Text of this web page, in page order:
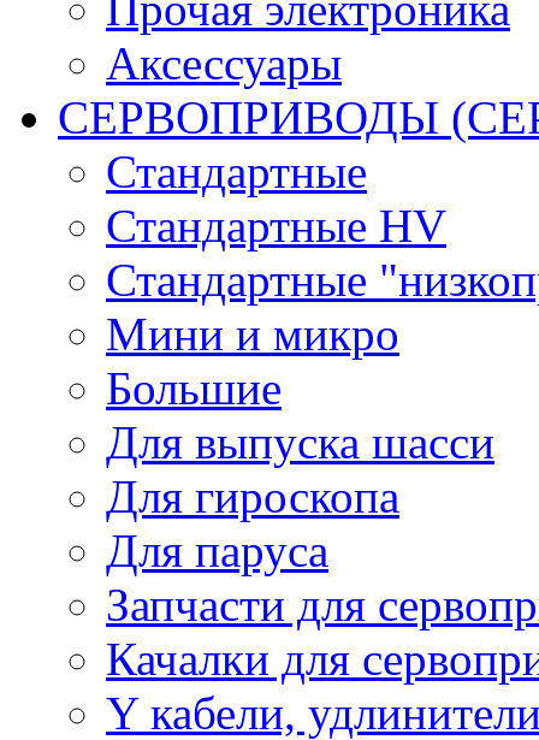
Аксессуары
СЕРВОПРИВОДЫ
Стандартные
Стандартные HV
Стандартные
Мини и микро
Большие
Для выпуска шасси
Для гироскопа
Для паруса
Запчасти для
Качалки для
Y кабели,